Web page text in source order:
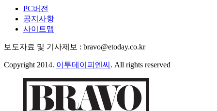
PC버전
공지사항
사이트맵
보도자료 및 기사제보 : bravo@etoday.co.kr
Copyright 2014. 이투데이피엔씨 . All rights reserved